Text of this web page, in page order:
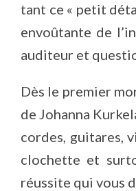
tant ce « petit
envoûtante de
auditeur et
Dès le premier
de Johanna
cordes, guitares,
clochette et
réussite qui vous